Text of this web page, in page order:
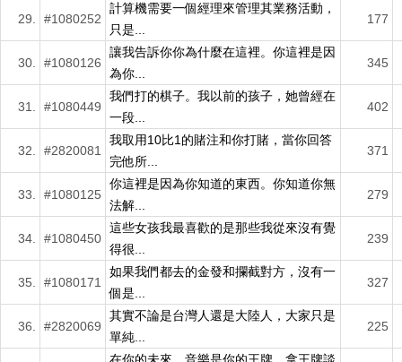
29. #1080252
計算機需要一個經理來管理其業務活動，
只是...
177
30. #1080126
讓我告訴你你為什麼在這裡。你這裡是因
為你...
345
31. #1080449
我們打的棋子。我以前的孩子，她曾經在
一段...
402
32. #2820081
我取用10比1的賭注和你打賭，當你回答
完他所...
371
33. #1080125
你這裡是因為你知道的東西。你知道你無
法解...
279
34. #1080450
這些女孩我最喜歡的是那些我從來沒有覺
得很...
239
35. #1080171
如果我們都去的金發和攔截對方，沒有一
個是...
327
36. #2820069
其實不論是台灣人還是大陸人，大家只是
單純...
225